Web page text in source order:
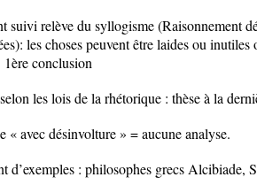
suivi relève du syllogisme (Raisonnement
les choses peuvent être laides ou inutiles
conclusion
les lois de la rhétorique : thèse à la
« avec désinvolture » = aucune analyse.
d’exemples : philosophes grecs Alcibiade,